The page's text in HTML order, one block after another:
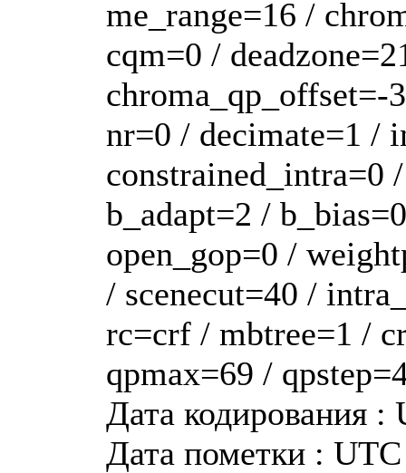
me_range=16 /
cqm=0 /
chroma_qp_offset=-
nr=0 / decimate=1 /
constrained_intra=0
b_adapt=2 /
open_gop=0 /
/ scenecut=40 /
rc=crf / mbtree=1 /
qpmax=69 /
Дата кодирования
Дата пометки :